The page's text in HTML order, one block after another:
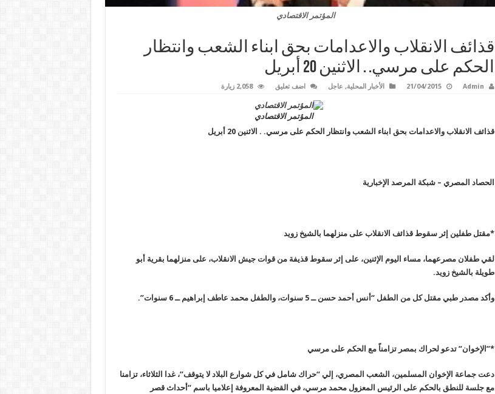
المؤتمر الاقتصادي
قذائف الانقلاب والاعدامات بحق ابناء الشعب وانتظار
الحكم على مرسي. . الاثنين 20 أبريل
Admin
21/04/2015 الأخبار المحلية, عاجل اضف تعليق 2,058 زيارة
المؤتمر الاقتصادي
قذائف الانقلاب والاعدامات بحق ابناء الشعب وانتظار الحكم على مرسي. . الاثنين 20 أبريل
الحصاد المصري – شبكة المرصد الإخبارية
*مقتل طفلين إثر سقوط قذائف الانقلاب على منزلهما بالشيخ زويد
لقي طفلان مصرعهما، مساء اليوم الإثنين، على إثر سقوط قذيفة من قوات جيش الانقلاب، على منزلهما بقرية أبو
طويلة بالشيخ زويد.
وأكد مصدر طبي مقتل كل من الطفل “أنس أحمد حسن ــ 5 سنوات، والطفل محمد عاطف إبراهيم ــ 6 سنوات”.
*
” الإخوان” تدعو لحراك بمصر تزامناً مع الحكم على مرسي
دعت جماعة الإخوان المسلمين، الشعب المصري، إلي“حراك شامل في كل شوارع البلاد لا يتوقف”، غدا الثلاثاء، تزامنا
مع جلسة للنطق بالحكم على الرئيس المعزول محمد مرسي، في القضية المعروفة إعلاميا باسم “أحداث قصر